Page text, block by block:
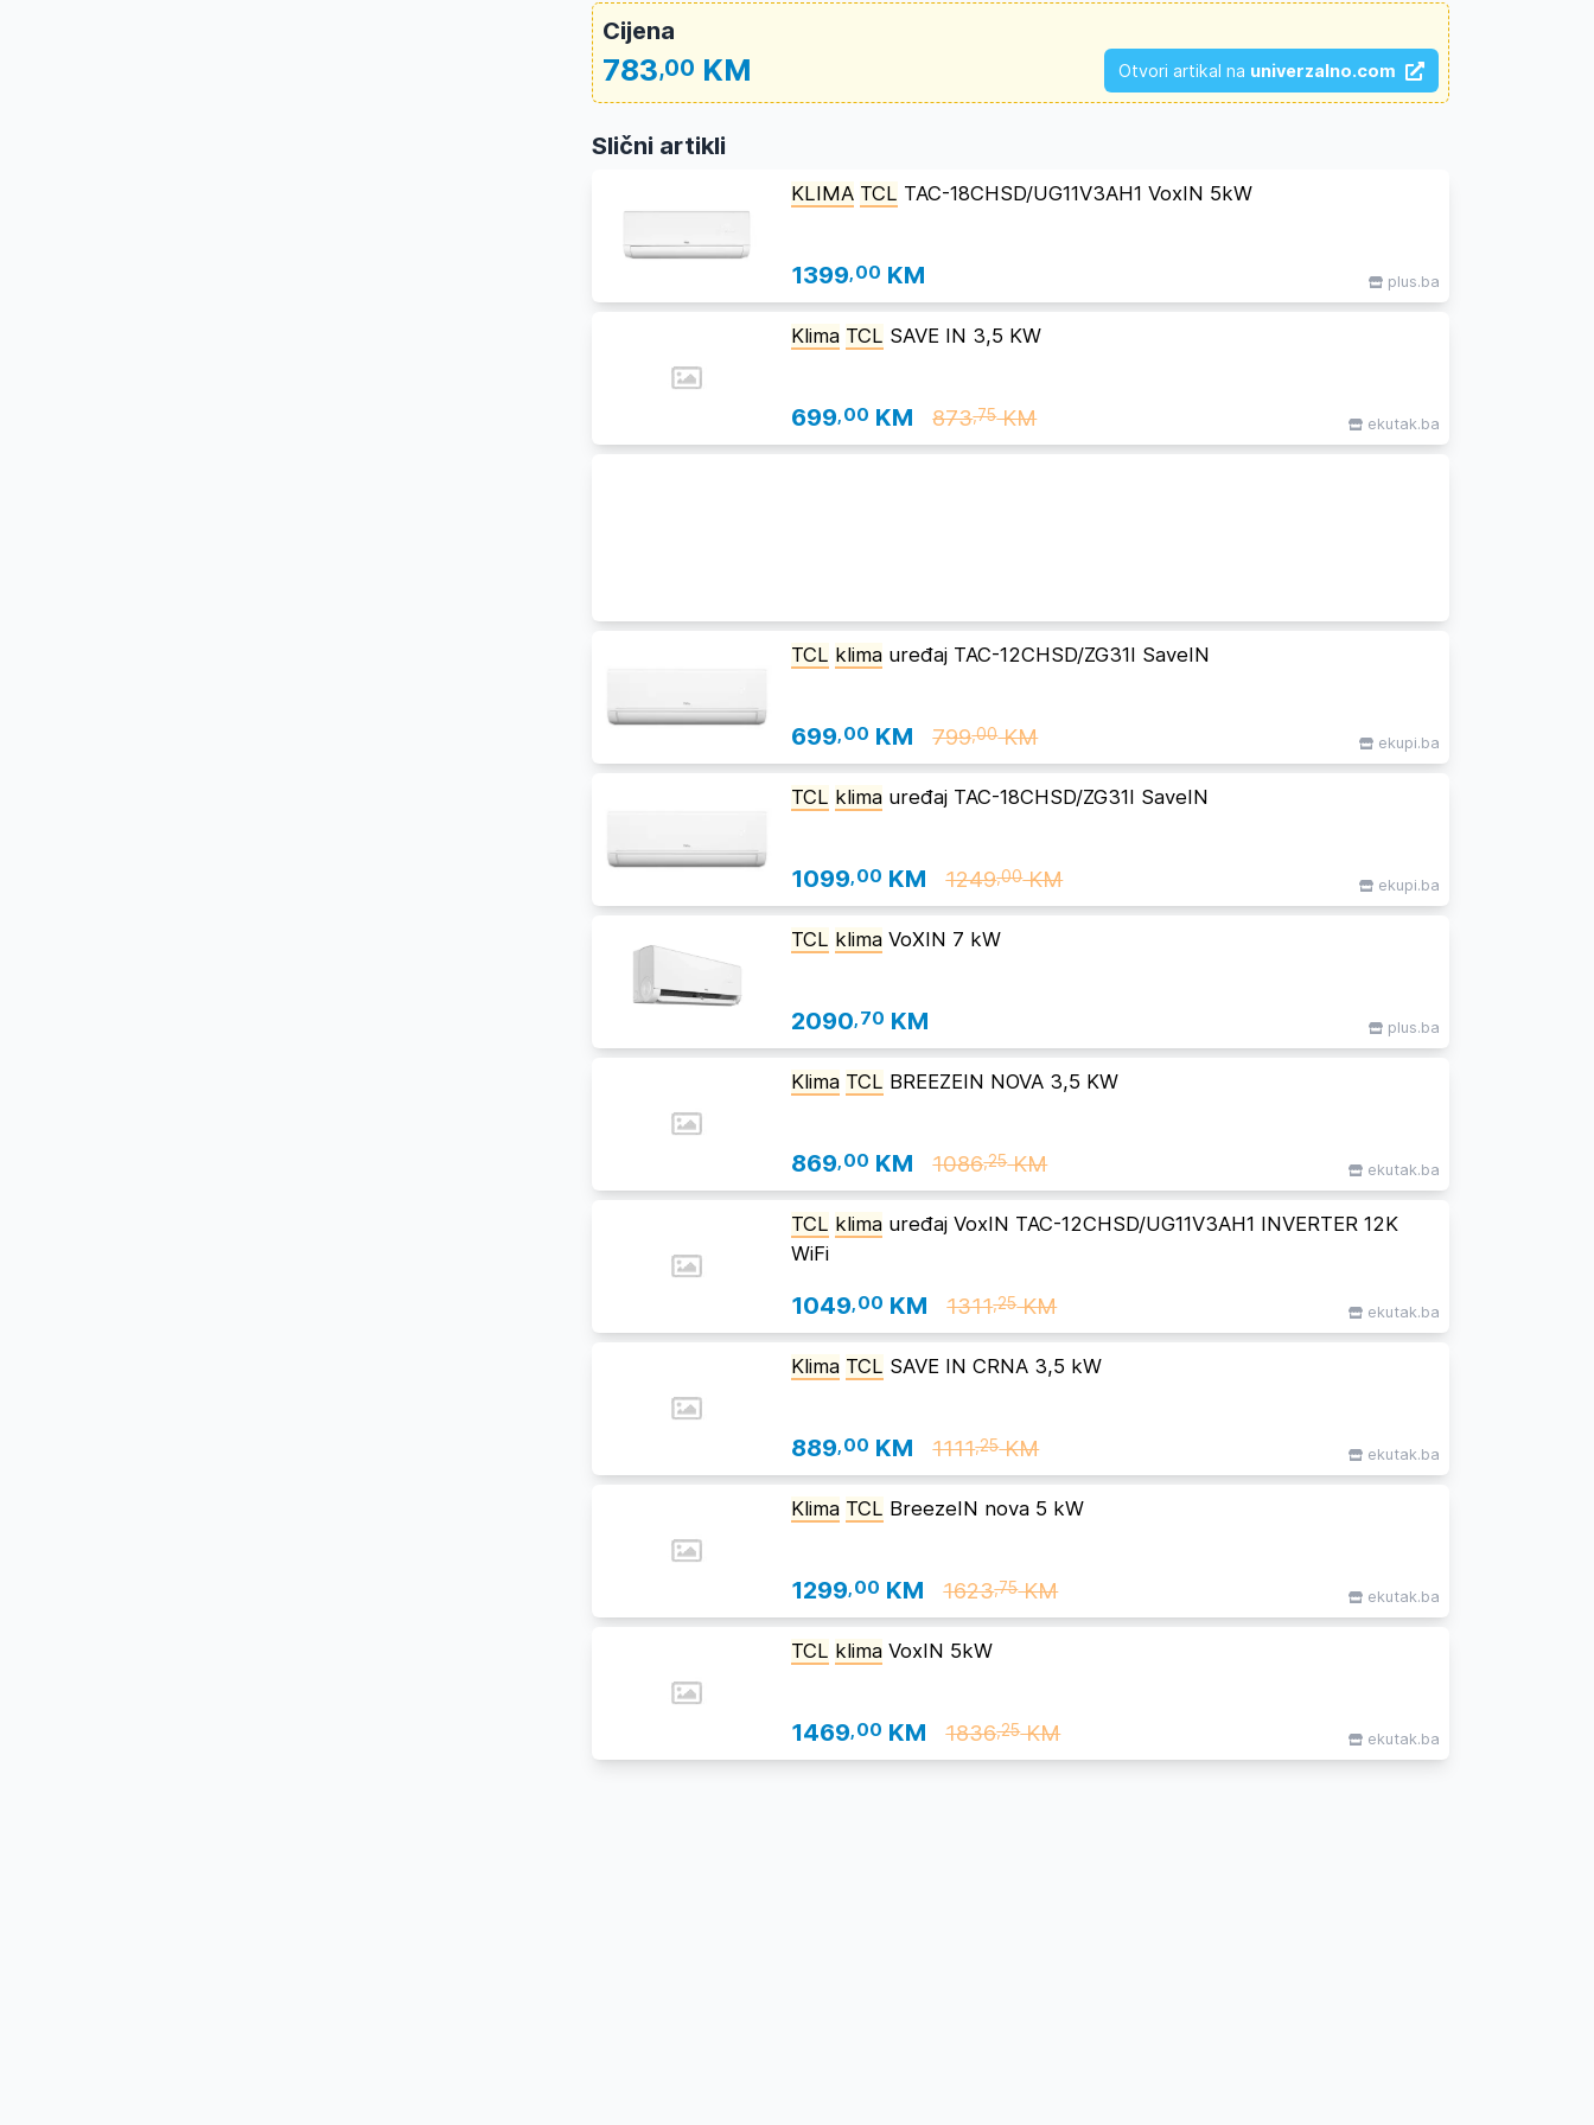
Cijena
783,00 KM Otvori artikal na univerzalno.com
Slični artikli
KLIMA TCL TAC-18CHSD/UG11V3AH1 VoxIN 5kW
1399,00 KM plus.ba
Klima TCL SAVE IN 3,5 KW
699,00 KM 873,75KM ekutak.ba
TCL klima uređaj TAC-12CHSD/ZG31I SaveIN
699,00 KM 799,00KM ekupi.ba
TCL klima uređaj TAC-18CHSD/ZG31I SaveIN
1099,00 KM 1249,00KM ekupi.ba
TCL klima VoXIN 7 kW
2090,70 KM plus.ba
Klima TCL BREEZEIN NOVA 3,5 KW
869,00 KM 1086,25KM ekutak.ba
TCL klima uređaj VoxIN TAC-12CHSD/UG11V3AH1 INVERTER 12K
WiFi
1049,00 KM 1311,25KM ekutak.ba
Klima TCL SAVE IN CRNA 3,5 kW
889,00 KM 1111,25KM ekutak.ba
Klima TCL BreezeIN nova 5 kW
1299,00 KM 1623,75KM ekutak.ba
TCL klima VoxIN 5kW
1469,00 KM 1836,25KM ekutak.ba